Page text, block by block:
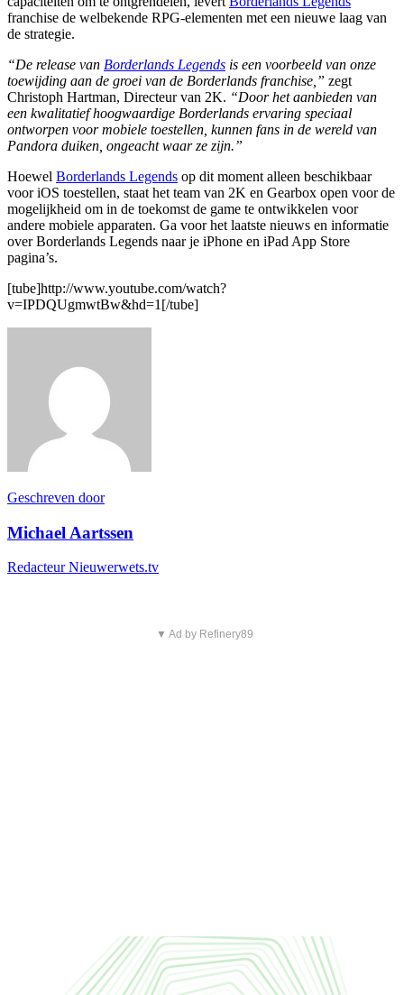
franchise de welbekende RPG-elementen met een nieuwe laag van
de strategie.
“De release van Borderlands Legends is een voorbeeld van onze
toewijding aan de groei van de Borderlands franchise,” zegt
Christoph Hartman, Directeur van 2K. “Door het aanbieden van
een kwalitatief hoogwaardige Borderlands ervaring speciaal
ontworpen voor mobiele toestellen, kunnen fans in de wereld van
Pandora duiken, ongeacht waar ze zijn.”
Hoewel Borderlands Legends op dit moment alleen beschikbaar
voor iOS toestellen, staat het team van 2K en Gearbox open voor de
mogelijkheid om in de toekomst de game te ontwikkelen voor
andere mobiele apparaten. Ga voor het laatste nieuws en informatie
over Borderlands Legends naar je iPhone en iPad App Store
pagina’s.
[tube]http://www.youtube.com/watch?
v=IPDQUgmwtBw&hd=1[/tube]
Geschreven door
Michael Aartssen
Redacteur Nieuwerwets.tv
▼ Ad by Refinery89